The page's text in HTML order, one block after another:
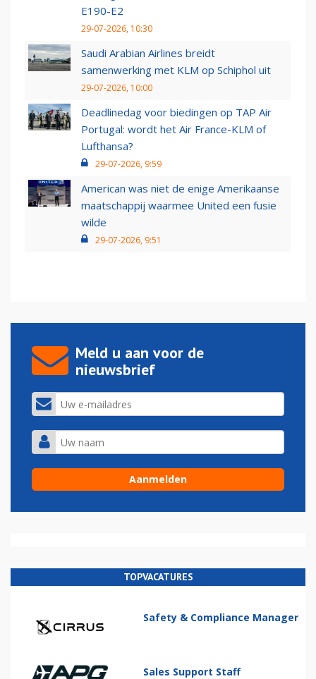
E190-E2
29-07-2026, 10:30
Saudi Arabian Airlines breidt
samenwerking met KLM op Schiphol uit
29-07-2026, 10:00
Deadlinedag voor biedingen op TAP Air
Portugal: wordt het Air France-KLM of
Lufthansa?
29-07-2026, 9:59
American was niet de enige Amerikaanse
maatschappij waarmee United een fusie
wilde
29-07-2026, 9:51
Meld u aan voor de
nieuwsbrief
TOPVACATURES
Safety & Compliance Manager
Sales Support Staff